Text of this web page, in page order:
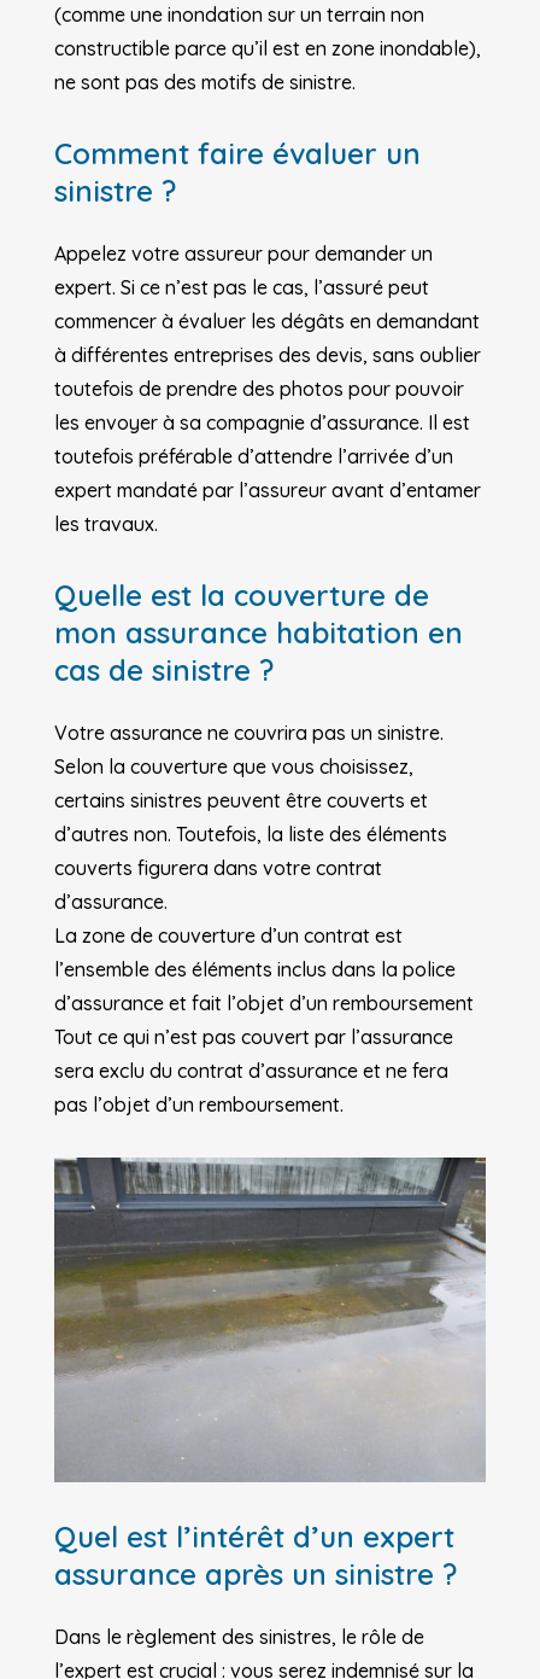
(comme une inondation sur un terrain non
constructible parce qu’il est en zone inondable),
ne sont pas des motifs de sinistre.
Comment faire évaluer un
sinistre ?
Appelez votre assureur pour demander un
expert. Si ce n’est pas le cas, l’assuré peut
commencer à évaluer les dégâts en demandant
à différentes entreprises des devis, sans oublier
toutefois de prendre des photos pour pouvoir
les envoyer à sa compagnie d’assurance. Il est
toutefois préférable d’attendre l’arrivée d’un
expert mandaté par l’assureur avant d’entamer
les travaux.
Quelle est la couverture de
mon assurance habitation en
cas de sinistre ?
Votre assurance ne couvrira pas un sinistre.
Selon la couverture que vous choisissez,
certains sinistres peuvent être couverts et
d’autres non. Toutefois, la liste des éléments
couverts figurera dans votre contrat
d’assurance.
La zone de couverture d’un contrat est
l’ensemble des éléments inclus dans la police
d’assurance et fait l’objet d’un remboursement
Tout ce qui n’est pas couvert par l’assurance
sera exclu du contrat d’assurance et ne fera
pas l’objet d’un remboursement.
Quel est l’intérêt d’un expert
assurance après un sinistre ?
Dans le règlement des sinistres, le rôle de
l’expert est crucial : vous serez indemnisé sur la